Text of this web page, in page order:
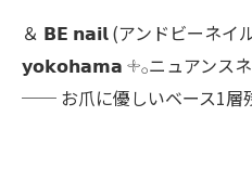
＆ 𝗕𝗘 𝗻𝗮𝗶𝗹 (アンドビーネイ
𝘆𝗼𝗸𝗼𝗵𝗮𝗺𝗮 𓇬𓂂ニュアンスネ
── お爪に優しいベース1層